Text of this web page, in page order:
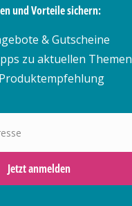
und Vorteile sichern:
& Gutscheine
zu aktuellen Themen
Jetzt anmelden